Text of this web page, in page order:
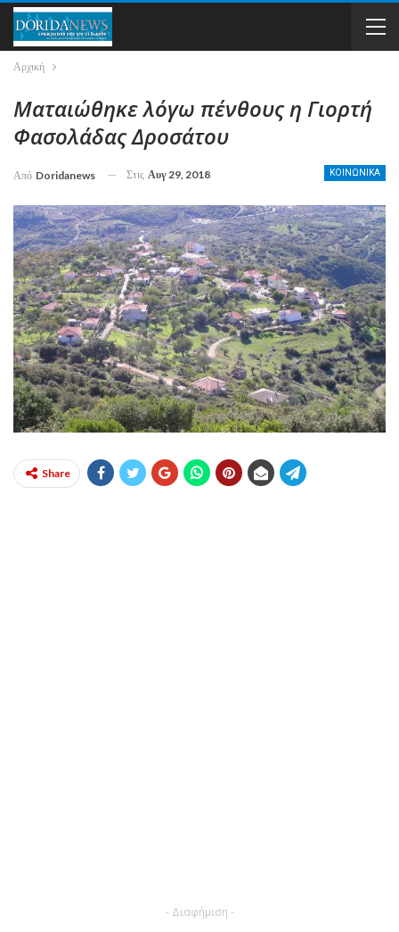
Αρχική
Ματαιώθηκε λόγω πένθους η Γιορτή
Φασολάδας Δροσάτου
ΚΟΙΝΩΝΙΚΑ
Από Doridanews Στις Αυγ 29, 2018
Share
- Διαφήμιση -